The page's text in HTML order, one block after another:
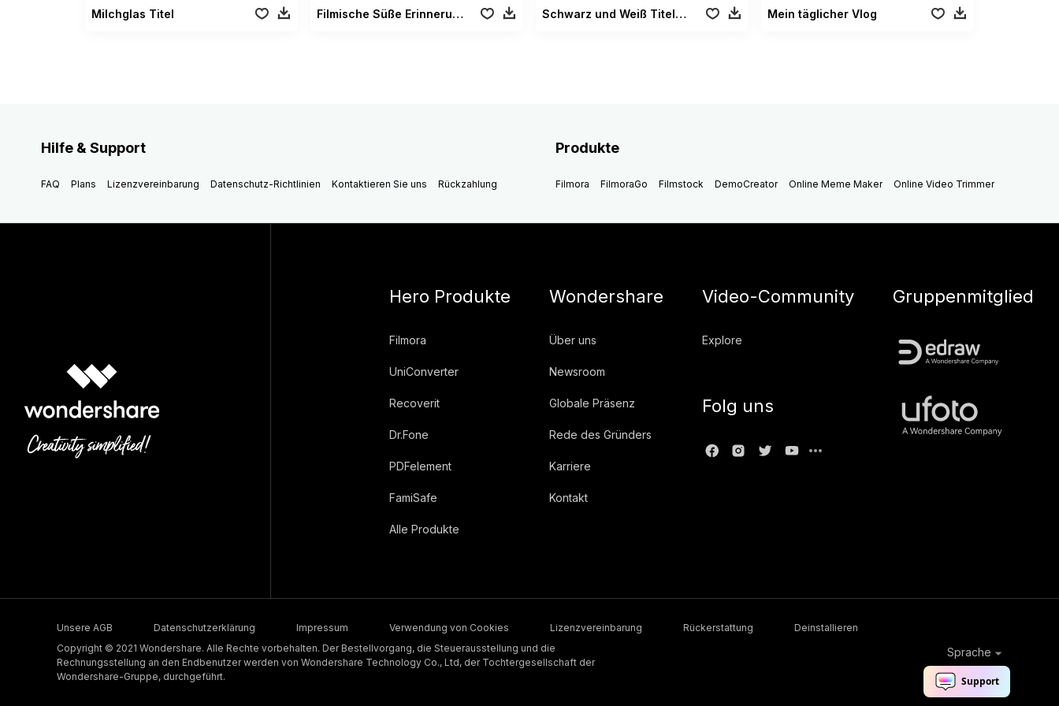
Milchglas Titel Filmische Süße Erinnerungen Vol. 02 Schwarz und Weiß Titel Vol. 01 Mein täglicher Vlog
Hilfe & Support
FAQ Plans Lizenzvereinbarung Datenschutz-Richtlinien Kontaktieren Sie uns Rückzahlung
Produkte
Filmora FilmoraGo Filmstock DemoCreator Online Meme Maker Online Video Trimmer
Hero Produkte
Filmora
UniConverter
Recoverit
Dr.Fone
PDFelement
FamiSafe
Alle Produkte
Wondershare
Über uns
Newsroom
Globale Präsenz
Rede des Gründers
Karriere
Kontakt
Video-Community
Explore
Folg uns
Gruppenmitglied
Unsere AGB Datenschutzerklärung Impressum Verwendung von Cookies Lizenzvereinbarung Rückerstattung
Deinstallieren
Copyright © 2021 Wondershare. Alle Rechte vorbehalten. Der Bestellvorgang, die Steuerausstellung und die
Rechnungsstellung an den Endbenutzer werden von Wondershare Technology Co., Ltd, der Tochtergesellschaft der
Wondershare-Gruppe, durchgeführt.
Sprache